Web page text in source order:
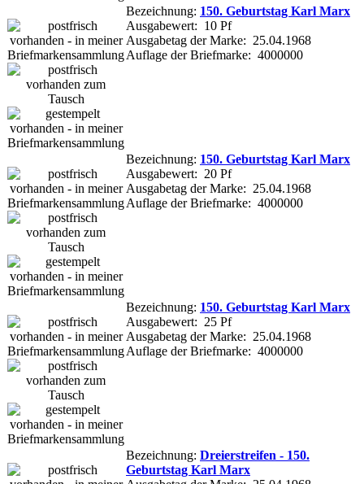
Bezeichnung: 150. Geburtstag Karl Marx
Ausgabewert: 10 Pf
Ausgabetag der Marke: 25.04.1968
Auflage der Briefmarke: 4000000
Bezeichnung: 150. Geburtstag Karl Marx
Ausgabewert: 20 Pf
Ausgabetag der Marke: 25.04.1968
Auflage der Briefmarke: 4000000
Bezeichnung: 150. Geburtstag Karl Marx
Ausgabewert: 25 Pf
Ausgabetag der Marke: 25.04.1968
Auflage der Briefmarke: 4000000
Bezeichnung: Dreierstreifen - 150.
Geburtstag Karl Marx